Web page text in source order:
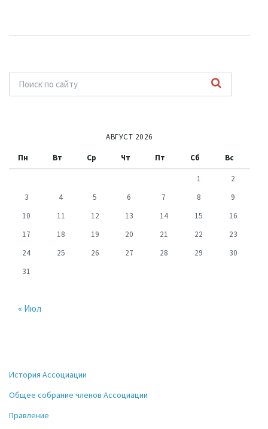
АВГУСТ 2026
Пн Вт Ср Чт Пт Сб Вс
1
2
3
4 5 6 7 8
9
10
11 12 13 14 15
16
17
18 19 20 21 22
23
24
25 26 27 28 29
30
31
« Июл
История Ассоциации
Общее собрание членов Ассоциации
Правление